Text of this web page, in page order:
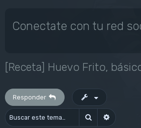
Conectate con tu red
[Receta] Huevo Frito,
Responder
Buscar